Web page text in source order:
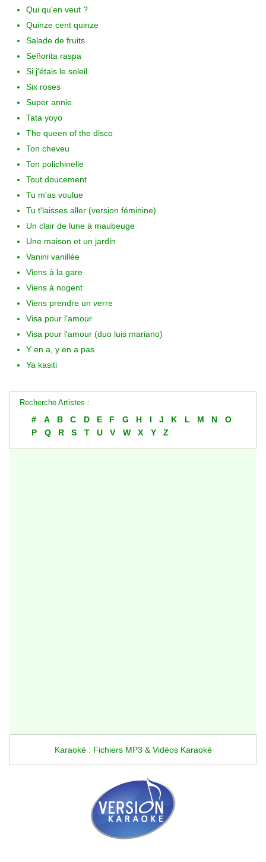
Qui qu'en veut ?
Quinze cent quinze
Salade de fruits
Señorita raspa
Si j'étais le soleil
Six roses
Super annie
Tata yoyo
The queen of the disco
Ton cheveu
Ton polichinelle
Tout doucement
Tu m'as voulue
Tu t'laisses aller (version féminine)
Un clair de lune à maubeuge
Une maison et un jardin
Vanini vanillée
Viens à la gare
Viens à nogent
Viens prendre un verre
Visa pour l'amour
Visa pour l'amour (duo luis mariano)
Y en a, y en a pas
Ya kasiti
Recherche Artistes :
# A B C D E F G H I J K L M N
O
P
Q R S T U V W X Y Z
Karaoké : Fichiers MP3 & Vidéos Karaoké